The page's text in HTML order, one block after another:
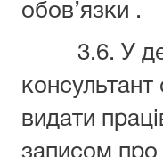
обов’язки .
3.6. У день
консультант
видати
записом про